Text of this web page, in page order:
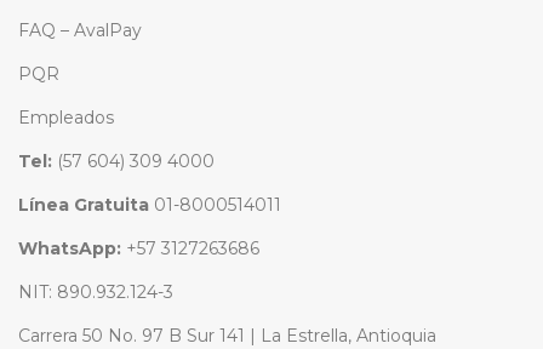
FAQ – AvalPay
PQR
Empleados
Tel: (57 604) 309 4000
Línea Gratuita 01-8000514011
WhatsApp: +57 3127263686
NIT: 890.932.124-3
Carrera 50 No. 97 B Sur 141 | La Estrella, Antioquia